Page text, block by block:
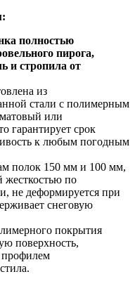
полностью
пирога,
и стропила от
из
стали с полимерным
или
гарантирует срок
к любым погодным
полок 150 мм и 100 мм,
жесткостью по
не деформируется при
снеговую
покрытия
поверхность,
профилем